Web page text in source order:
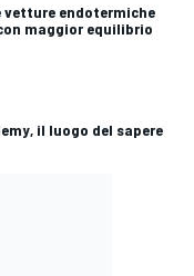
vetture endotermiche
maggior equilibrio
il luogo del sapere